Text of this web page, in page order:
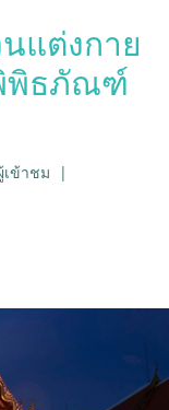
แต่งกาย
พิธภัณฑ์
ข้าชม |